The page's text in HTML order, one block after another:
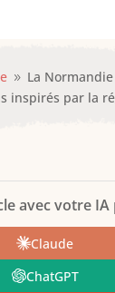
9 La
inspirés par la
avec votre IA
Claude
ChatGPT